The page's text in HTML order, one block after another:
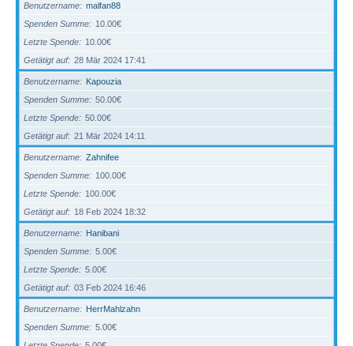
Benutzername
malfan88
Spenden Summe
10.00€
Letzte Spende
10.00€
Getätigt auf
28 Mär 2024 17:41
Benutzername
Kapouzia
Spenden Summe
50.00€
Letzte Spende
50.00€
Getätigt auf
21 Mär 2024 14:11
Benutzername
Zahnifee
Spenden Summe
100.00€
Letzte Spende
100.00€
Getätigt auf
18 Feb 2024 18:32
Benutzername
Hanibani
Spenden Summe
5.00€
Letzte Spende
5.00€
Getätigt auf
03 Feb 2024 16:46
Benutzername
HerrMahlzahn
Spenden Summe
5.00€